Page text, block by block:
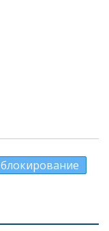
блокирование